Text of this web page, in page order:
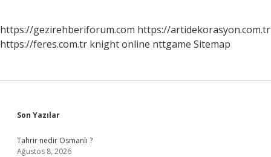
https://gezirehberiforum.com https://artidekorasyon.com.tr
https://feres.com.tr knight online nttgame Sitemap
Sidebar
Son Yazılar
Tahrir nedir Osmanlı ?
Ağustos 8, 2026